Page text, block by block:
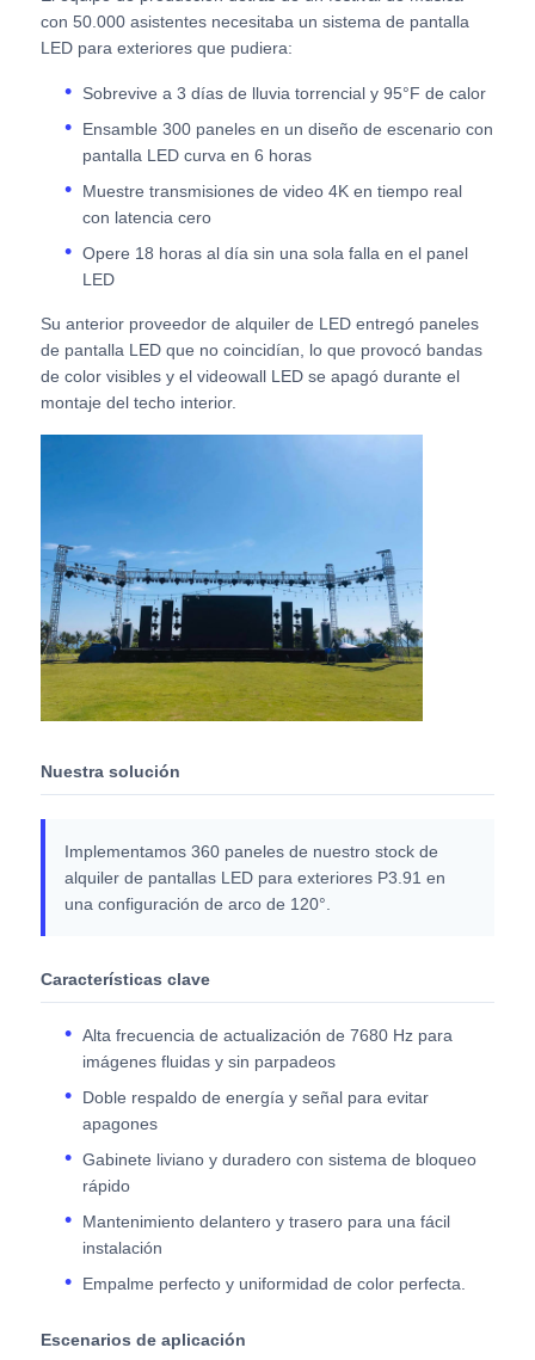
Pantalla LED SMD
Tabla de visualización LED exterior
cartelera led exterior
con 50.000 asistentes necesitaba un sistema de pantalla
LED para exteriores que pudiera:
Sobrevive a 3 días de lluvia torrencial y 95°F de calor
Ensamble 300 paneles en un diseño de escenario con
pantalla LED curva en 6 horas
Muestre transmisiones de video 4K en tiempo real
con latencia cero
Opere 18 horas al día sin una sola falla en el panel
LED
Su anterior proveedor de alquiler de LED entregó paneles
de pantalla LED que no coincidían, lo que provocó bandas
de color visibles y el videowall LED se apagó durante el
montaje del techo interior.
Nuestra solución
Implementamos 360 paneles de nuestro stock de
alquiler de pantallas LED para exteriores P3.91 en
una configuración de arco de 120°.
Características clave
Alta frecuencia de actualización de 7680 Hz para
imágenes fluidas y sin parpadeos
Doble respaldo de energía y señal para evitar
apagones
Gabinete liviano y duradero con sistema de bloqueo
rápido
Mantenimiento delantero y trasero para una fácil
instalación
Empalme perfecto y uniformidad de color perfecta.
Escenarios de aplicación